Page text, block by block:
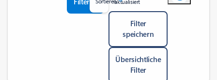
Filter
speichern
Übersichtliche
Filter